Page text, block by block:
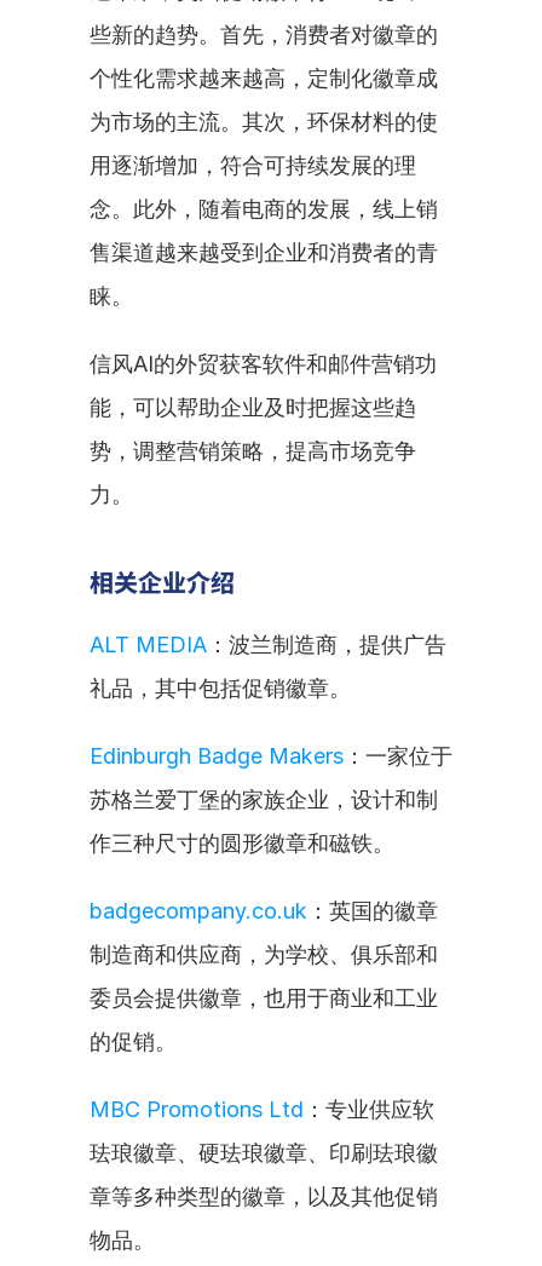
些新的趋势。首先，消费者对徽章的
个性化需求越来越高，定制化徽章成
为市场的主流。其次，环保材料的使
用逐渐增加，符合可持续发展的理
念。此外，随着电商的发展，线上销
售渠道越来越受到企业和消费者的青
睐。
信风AI的外贸获客软件和邮件营销功
能，可以帮助企业及时把握这些趋
势，调整营销策略，提高市场竞争
力。
相关企业介绍
ALT MEDIA ：波兰制造商，提供广告
礼品，其中包括促销徽章。
Edinburgh Badge Makers ：一家位于
苏格兰爱丁堡的家族企业，设计和制
作三种尺寸的圆形徽章和磁铁。
badgecompany.co.uk ：英国的徽章
制造商和供应商，为学校、俱乐部和
委员会提供徽章，也用于商业和工业
的促销。
MBC Promotions Ltd ：专业供应软
珐琅徽章、硬珐琅徽章、印刷珐琅徽
章等多种类型的徽章，以及其他促销
物品。